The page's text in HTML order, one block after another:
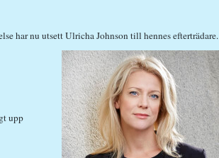
har nu utsett Ulricha Johnson till hennes efterträdare.
upp